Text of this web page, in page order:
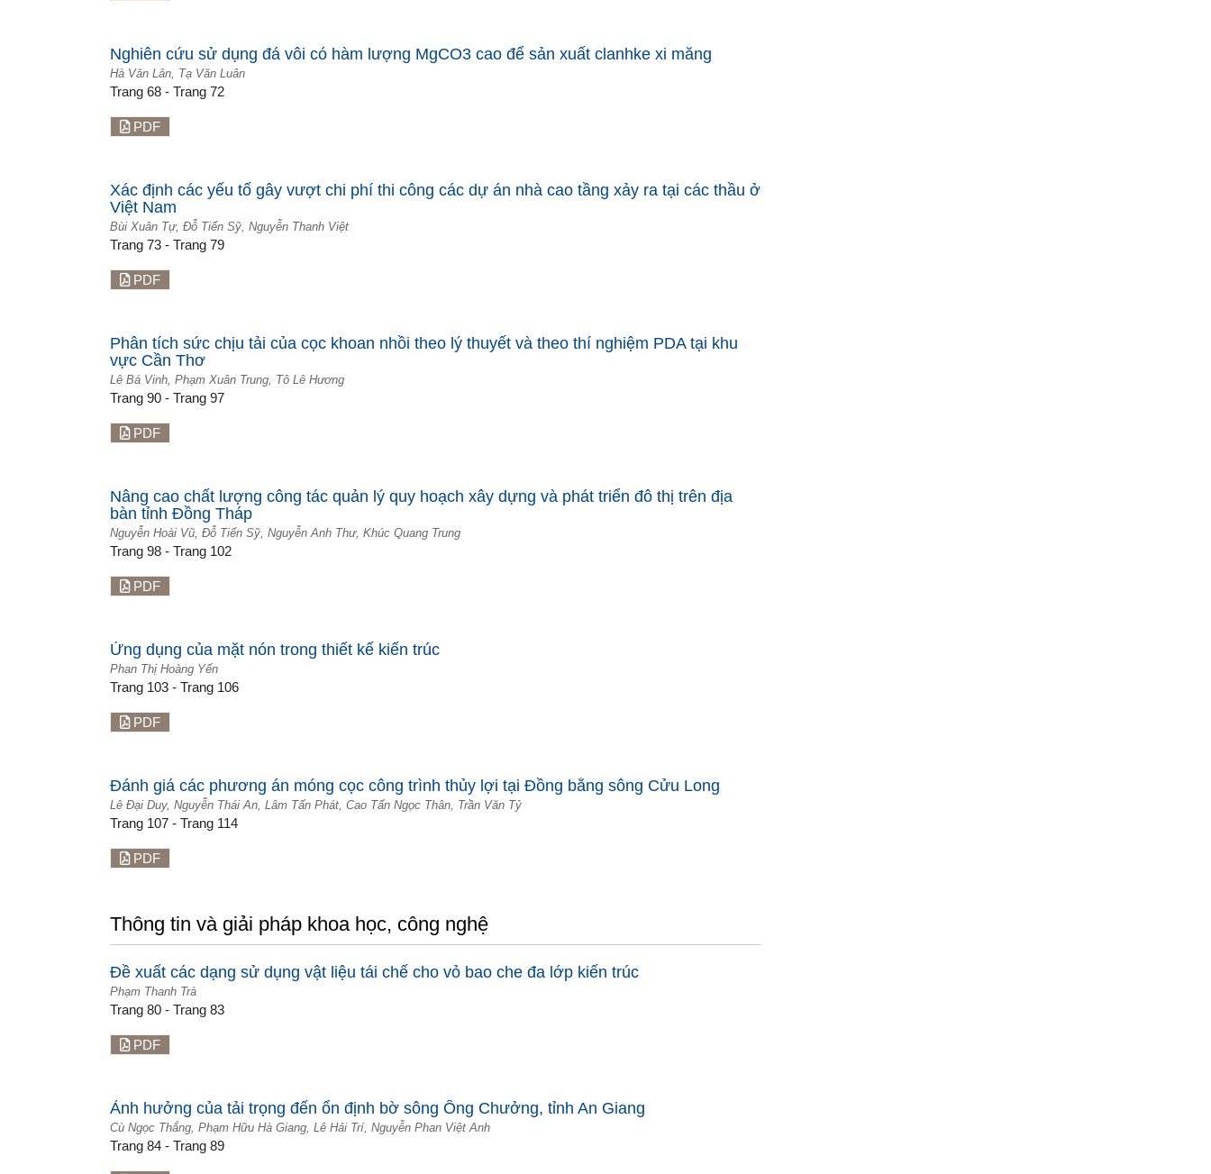
Nghiên cứu sử dụng đá vôi có hàm lượng MgCO3 cao để sản xuất clanhke xi măng
Hà Văn Lân, Tạ Văn Luân
Trang 68 - Trang 72
PDF
Xác định các yếu tố gây vượt chi phí thi công các dự án nhà cao tầng xảy ra tại các thầu ở
Việt Nam
Bùi Xuân Tự, Đỗ Tiến Sỹ, Nguyễn Thanh Việt
Trang 73 - Trang 79
PDF
Phân tích sức chịu tải của cọc khoan nhồi theo lý thuyết và theo thí nghiệm PDA tại khu
vực Cần Thơ
Lê Bá Vinh, Phạm Xuân Trung, Tô Lê Hương
Trang 90 - Trang 97
PDF
Nâng cao chất lượng công tác quản lý quy hoạch xây dựng và phát triển đô thị trên địa
bàn tỉnh Đồng Tháp
Nguyễn Hoài Vũ, Đỗ Tiến Sỹ, Nguyễn Anh Thư, Khúc Quang Trung
Trang 98 - Trang 102
PDF
Ứng dụng của mặt nón trong thiết kế kiến trúc
Phan Thị Hoàng Yến
Trang 103 - Trang 106
PDF
Đánh giá các phương án móng cọc công trình thủy lợi tại Đồng bằng sông Cửu Long
Lê Đại Duy, Nguyễn Thái An, Lâm Tấn Phát, Cao Tấn Ngọc Thân, Trần Văn Tỷ
Trang 107 - Trang 114
PDF
Thông tin và giải pháp khoa học, công nghệ
Đề xuất các dạng sử dụng vật liệu tái chế cho vỏ bao che đa lớp kiến trúc
Phạm Thanh Trà
Trang 80 - Trang 83
PDF
Ảnh hưởng của tải trọng đến ổn định bờ sông Ông Chưởng, tỉnh An Giang
Cù Ngọc Thắng, Phạm Hữu Hà Giang, Lê Hải Trí, Nguyễn Phan Việt Anh
Trang 84 - Trang 89